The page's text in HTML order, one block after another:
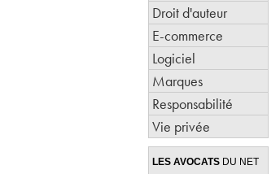
Droit d'auteur
E-commerce
Logiciel
Marques
Responsabilité
Vie privée
LES AVOCATS DU NET